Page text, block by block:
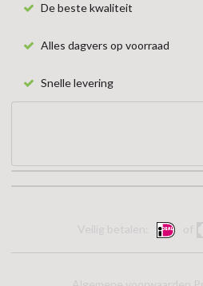
De beste kwaliteit
Alles dagvers op voorraad
Snelle levering
Veilig betalen: of